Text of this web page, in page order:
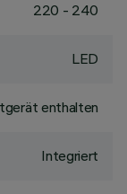
220 - 240
LED
enthalten
Integriert